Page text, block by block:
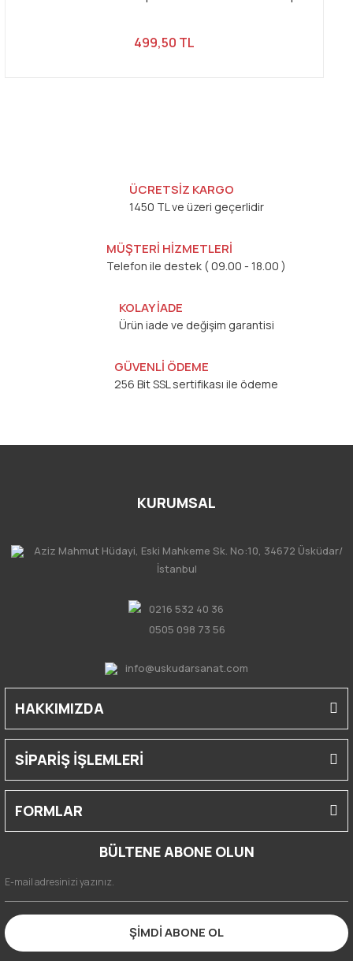
499,50 TL
ÜCRETSİZ KARGO
1450 TL ve üzeri geçerlidir
MÜŞTERİ HİZMETLERİ
Telefon ile destek ( 09.00 - 18.00 )
KOLAY İADE
Ürün iade ve değişim garantisi
GÜVENLİ ÖDEME
256 Bit SSL sertifikası ile ödeme
KURUMSAL
Aziz Mahmut Hüdayi, Eski Mahkeme Sk. No:10, 34672 Üsküdar/
İstanbul
0216 532 40 36
0505 098 73 56
info@uskudarsanat.com
HAKKIMIZDA
SİPARİŞ İŞLEMLERİ
FORMLAR
BÜLTENE ABONE OLUN
ŞİMDİ ABONE OL